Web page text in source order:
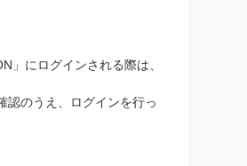
」にログインされる際は、
認のうえ、ログインを行っ